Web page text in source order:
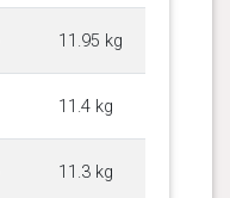
11.95 kg
11.4 kg
11.3 kg